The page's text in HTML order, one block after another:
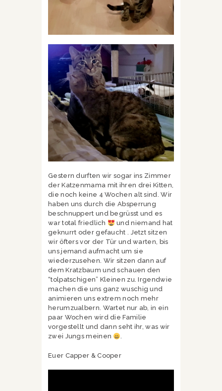
Gestern durften wir sogar ins Zimmer
der Katzenmama mit ihren drei Kitten,
die noch keine 4 Wochen alt sind. Wir
haben uns durch die Absperrung
beschnuppert und begrüsst und es
war total friedlich
und niemand hat
geknurrt oder gefaucht . Jetzt sitzen
wir öfters vor der Tür und warten, bis
uns jemand aufmacht um sie
wiederzusehen. Wir sitzen dann auf
dem Kratzbaum und schauen den
“tolpatschigen” Kleinen zu. Irgendwie
machen die uns ganz wuschig und
animieren uns extrem noch mehr
herumzualbern. Wartet nur ab, in ein
paar Wochen wird die Familie
vorgestellt und dann seht ihr, was wir
zwei Jungs meinen
.
Euer Capper & Cooper